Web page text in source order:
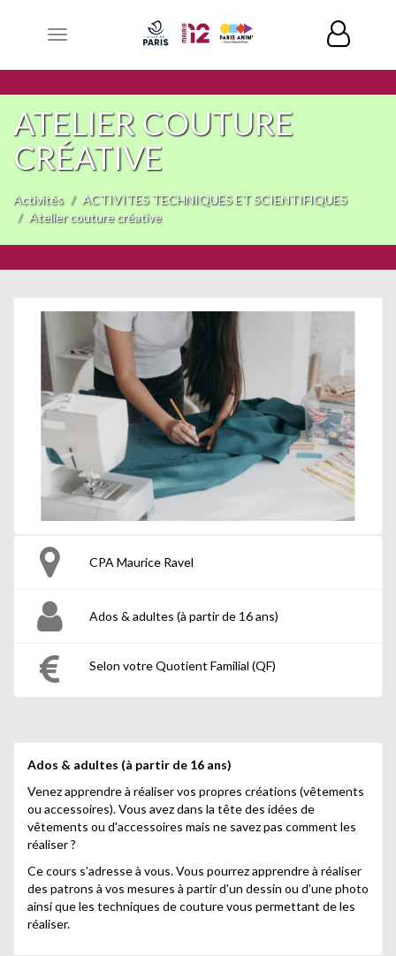
Toggle
ATELIER COUTURE
CRÉATIVE
Activités
ACTIVITES TECHNIQUES ET SCIENTIFIQUES
Atelier couture créative
CPA Maurice Ravel
Ados & adultes (à partir de 16 ans)
Selon votre Quotient Familial (QF)
Ados & adultes (à partir de 16 ans)
Venez apprendre à réaliser vos propres créations (vêtements
ou accessoires). Vous avez dans la tête des idées de
vêtements ou d'accessoires mais ne savez pas comment les
réaliser ?
Ce cours s'adresse à vous. Vous pourrez apprendre à réaliser
des patrons à vos mesures à partir d'un dessin ou d'une photo
ainsi que les techniques de couture vous permettant de les
réaliser.